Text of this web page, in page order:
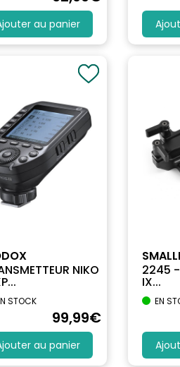
au panier
NIKO
STOCK
99,99€
au panier
2245 -
IX...
EN